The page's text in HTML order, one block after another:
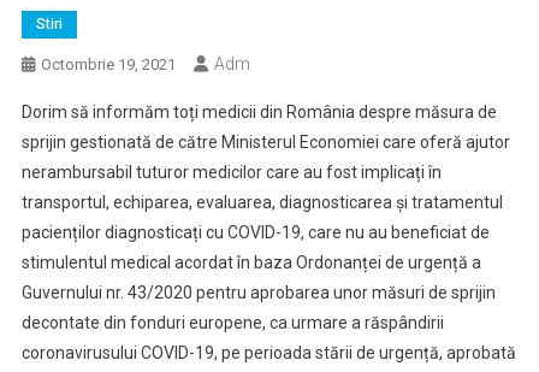
Stiri
Octombrie 19, 2021 Adm
Dorim să informăm toți medicii din România despre măsura de
sprijin gestionată de către Ministerul Economiei care oferă ajutor
nerambursabil tuturor medicilor care au fost implicați în
transportul, echiparea, evaluarea, diagnosticarea și tratamentul
pacienților diagnosticați cu COVID-19, care nu au beneficiat de
stimulentul medical acordat în baza Ordonanței de urgență a
Guvernului nr. 43/2020 pentru aprobarea unor măsuri de sprijin
decontate din fonduri europene, ca urmare a răspândirii
coronavirusului COVID-19, pe perioada stării de urgență, aprobată